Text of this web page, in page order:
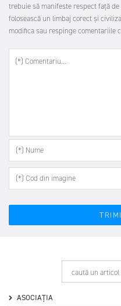
trebuie să manifeste respect faţă
folosească un limbaj corect şi
modifica sau respinge comentariile
ASOCIAȚIA